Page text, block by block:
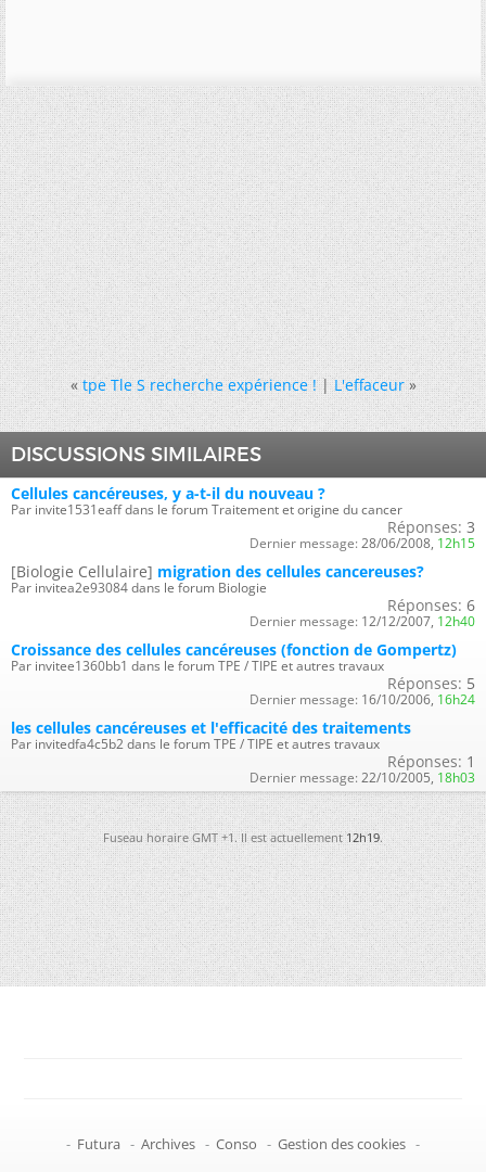
« tpe Tle S recherche expérience !|L'effaceur »
DISCUSSIONS SIMILAIRES
Cellules cancéreuses, y a-t-il du nouveau ?
Par invite1531eaff dans le forum Traitement et origine du cancer
Réponses: 3
Dernier message: 28/06/2008, 12h15
[Biologie Cellulaire] migration des cellules cancereuses?
Par invitea2e93084 dans le forum Biologie
Réponses: 6
Dernier message: 12/12/2007, 12h40
Croissance des cellules cancéreuses (fonction de Gompertz)
Par invitee1360bb1 dans le forum TPE / TIPE et autres travaux
Réponses: 5
Dernier message: 16/10/2006, 16h24
les cellules cancéreuses et l'efficacité des traitements
Par invitedfa4c5b2 dans le forum TPE / TIPE et autres travaux
Réponses: 1
Dernier message: 22/10/2005, 18h03
Fuseau horaire GMT +1. Il est actuellement12h19.
- Futura - Archives - Conso - Gestion des cookies -